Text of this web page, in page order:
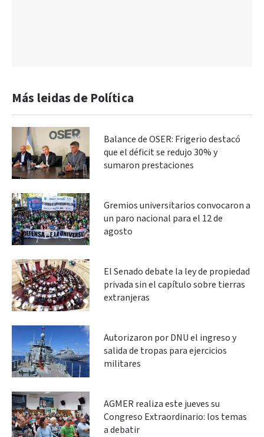
Más leidas de Política
Balance de OSER: Frigerio destacó
que el déficit se redujo 30% y
sumaron prestaciones
Gremios universitarios convocaron a
un paro nacional para el 12 de
agosto
El Senado debate la ley de propiedad
privada sin el capítulo sobre tierras
extranjeras
Autorizaron por DNU el ingreso y
salida de tropas para ejercicios
militares
AGMER realiza este jueves su
Congreso Extraordinario: los temas
a debatir